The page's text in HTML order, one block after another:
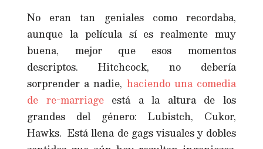
No eran tan geniales como recordaba,
aunque la película sí es realmente muy
buena, mejor que esos momentos
descriptos. Hitchcock, no debería
sorprender a nadie, haciendo una comedia
de re-marriageestá a la altura de los
grandes del género: Lubistch, Cukor,
Hawks. Está llena de gags visuales y dobles